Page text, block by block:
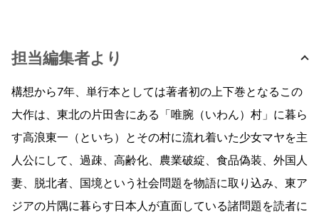
担当編集者より
構想から7年、単行本としては著者初の上下巻となるこの
大作は、東北の片田舎にある「唯腕（いわん）村」に暮ら
す高浪東一（といち）とその村に流れ着いた少女マヤを主
人公にして、過疎、高齢化、農業破綻、食品偽装、外国人
妻、脱北者、国境という社会問題を物語に取り込み、東ア
ジアの片隅に暮らす日本人が直面している諸問題を読者に